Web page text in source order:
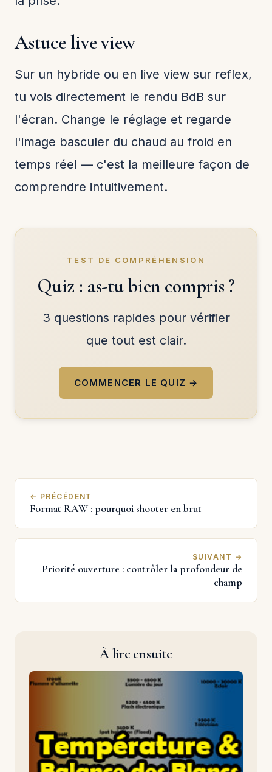
Astuce live view
Sur un hybride ou en live view sur reflex,
tu vois directement le rendu BdB sur
l'écran. Change le réglage et regarde
l'image basculer du chaud au froid en
temps réel — c'est la meilleure façon de
comprendre intuitivement.
TEST DE COMPRÉHENSION
Quiz : as-tu bien compris ?
3 questions rapides pour vérifier
que tout est clair.
COMMENCER LE QUIZ →
← PRÉCÉDENT
Format RAW : pourquoi shooter en brut
SUIVANT →
Priorité ouverture : contrôler la profondeur de
champ
À lire ensuite